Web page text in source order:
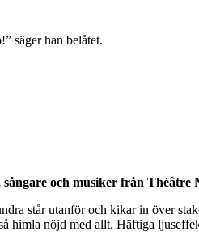
säger han belåtet.
och musiker från Théâtre
står utanför och kikar in över
himla nöjd med allt. Häftiga